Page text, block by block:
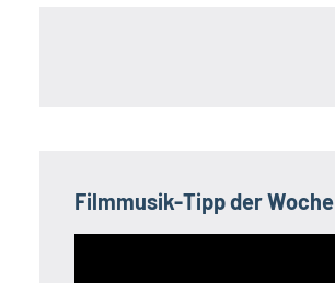
Filmmusik-Tipp der Woche